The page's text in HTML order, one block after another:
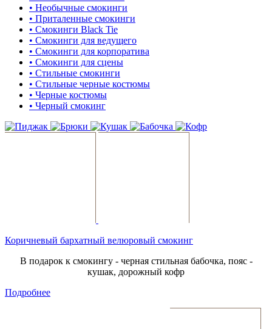
• Необычные смокинги
• Приталенные смокинги
• Смокинги Black Tie
• Смокинги для ведущего
• Смокинги для корпоратива
• Смокинги для сцены
• Стильные смокинги
• Стильные черные костюмы
• Черные костюмы
• Черный смокинг
Коричневый бархатный велюровый смокинг
В подарок к смокингу - черная стильная бабочка, пояс -
кушак, дорожный кофр
Подробнее